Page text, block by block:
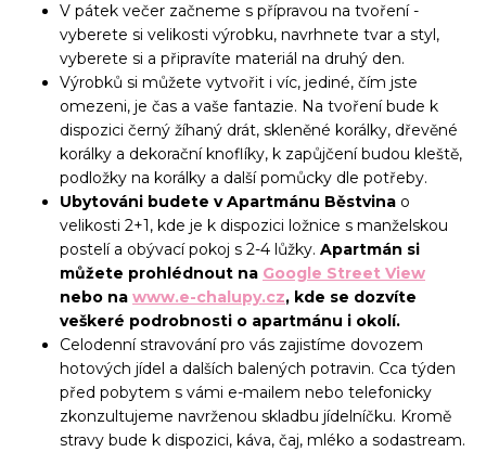
V pátek večer začneme s přípravou na tvoření -
vyberete si velikosti výrobku, navrhnete tvar a styl,
vyberete si a připravíte materiál na druhý den.
Výrobků si můžete vytvořit i víc, jediné, čím jste
omezeni, je čas a vaše fantazie. Na tvoření bude k
dispozici černý žíhaný drát, skleněné korálky, dřevěné
korálky a dekorační knoflíky, k zapůjčení budou kleště,
podložky na korálky a další pomůcky dle potřeby.
Ubytováni budete v Apartmánu Běstvina o
velikosti 2+1, kde je k dispozici ložnice s manželskou
postelí a obývací pokoj s 2-4 lůžky. Apartmán si
můžete prohlédnout na Google Street View
nebo na www.e-chalupy.cz, kde se dozvíte
veškeré podrobnosti o apartmánu i okolí.
Celodenní stravování pro vás zajistíme dovozem
hotových jídel a dalších balených potravin. Cca týden
před pobytem s vámi e-mailem nebo telefonicky
zkonzultujeme navrženou skladbu jídelníčku. Kromě
stravy bude k dispozici, káva, čaj, mléko a sodastream.